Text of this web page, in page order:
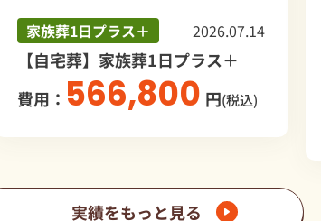
家族葬1日プラス＋ 2026.07.14
【自宅葬】家族葬1日プラス＋
費用：566,800円(税込)
実績をもっと見る